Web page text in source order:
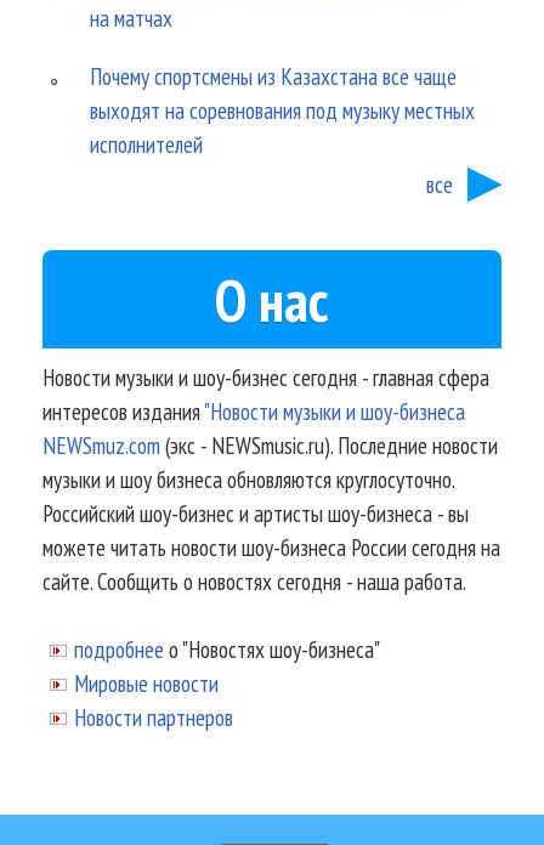
на матчах
Почему спортсмены из Казахстана все чаще
выходят на соревнования под музыку местных
исполнителей
все
О нас
Новости музыки и шоу-бизнес сегодня - главная сфера
интересов издания"Новости музыки и шоу-бизнеса
NEWSmuz.com(экс - NEWSmusic.ru). Последние новости
музыки и шоу бизнеса обновляются круглосуточно.
Российский шоу-бизнес и артисты шоу-бизнеса - вы
можете читать новости шоу-бизнеса России сегодня на
сайте. Сообщить о новостях сегодня - наша работа.
подробнее о "Новостях шоу-бизнеса"
Мировые новости
Новости партнеров